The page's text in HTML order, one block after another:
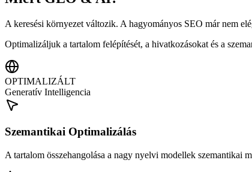
A keresési környezet változik. A hagyományos SEO már nem
Optimalizáljuk a tartalom felépítését, a hivatkozásokat és a
OPTIMALIZÁLT
Generatív Intelligencia
Szemantikai Optimalizálás
A tartalom összehangolása a nagy nyelvi modellek szemantikai